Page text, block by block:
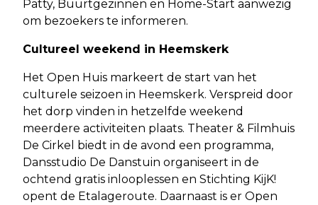
Patty, Buurtgezinnen en Home-Start aanwezig
om bezoekers te informeren.
Cultureel weekend in Heemskerk
Het Open Huis markeert de start van het
culturele seizoen in Heemskerk. Verspreid door
het dorp vinden in hetzelfde weekend
meerdere activiteiten plaats. Theater & Filmhuis
De Cirkel biedt in de avond een programma,
Dansstudio De Danstuin organiseert in de
ochtend gratis inlooplessen en Stichting KijK!
opent de Etalageroute. Daarnaast is er Open